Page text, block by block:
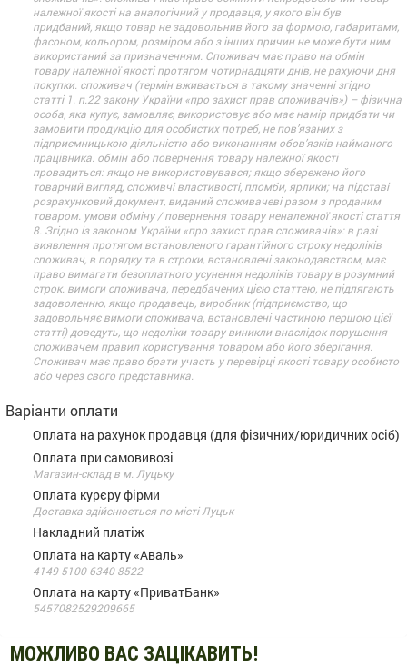
належної якості на аналогічний у продавця, у якого він був
придбаний, якщо товар не задовольнив його за формою, габаритами,
фасоном, кольором, розміром або з інших причин не може бути ним
використаний за призначенням. Споживач має право на обмін
товару належної якості протягом чотирнадцяти днів, не рахуючи дня
покупки. споживач (термін вживається в такому значенні згідно
статті 1. п.22 закону України «про захист прав споживачів») – фізична
особа, яка купує, замовляє, використовує або має намір придбати чи
замовити продукцію для особистих потреб, не пов’язаних з
підприємницькою діяльністю або виконанням обов’язків найманого
працівника. обмін або повернення товару належної якості
провадиться: якщо не використовувався; якщо збережено його
товарний вигляд, споживчі властивості, пломби, ярлики; на підставі
розрахунковий документ, виданий споживачеві разом з проданим
товаром. умови обміну / повернення товару неналежної якості стаття
8. Згідно із законом України «про захист прав споживачів»: в разі
виявлення протягом встановленого гарантійного строку недоліків
споживач, в порядку та в строки, встановлені законодавством, має
право вимагати безоплатного усунення недоліків товару в розумний
строк. вимоги споживача, передбачених цією статтею, не підлягають
задоволенню, якщо продавець, виробник (підприємство, що
задовольняє вимоги споживача, встановлені частиною першою цієї
статті) доведуть, що недоліки товару виникли внаслідок порушення
споживачем правил користування товаром або його зберігання.
Споживач має право брати участь у перевірці якості товару особисто
або через свого представника.
Варіанти оплати
Оплата на рахунок продавця (для фізичних/юридичних осіб)
Оплата при самовивозі
Магазин-склад в м. Луцьку
Оплата курєру фірми
Доставка здійснюється по місті Луцьк
Накладний платіж
Оплата на карту «Аваль»
4149 5100 6340 8522
Оплата на карту «ПриватБанк»
5457082529209665
МОЖЛИВО ВАС ЗАЦІКАВИТЬ!